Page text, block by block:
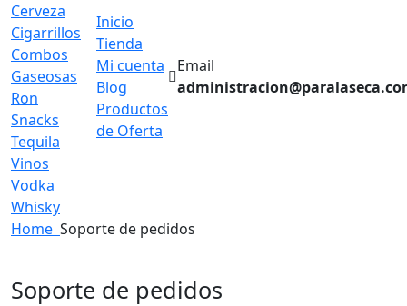
Cerveza
Cigarrillos
Combos
Gaseosas
Ron
Snacks
Tequila
Vinos
Vodka
Whisky
Inicio
Tienda
Mi cuenta
Blog
Productos
de Oferta
Email
Home Soporte de pedidos
Soporte de pedidos